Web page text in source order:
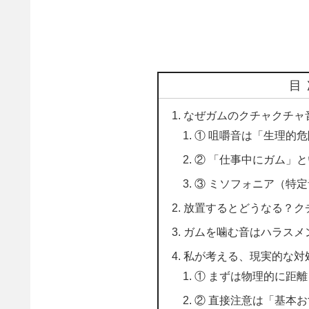
なぜガムのクチャクチ
① 咀嚼音は「生理的
② 「仕事中にガム」
③ ミソフォニア（特
放置するとどうなる？
ガムを噛む音はハラスメ
私が考える、現実的な対
① まずは物理的に距
② 直接注意は「基本